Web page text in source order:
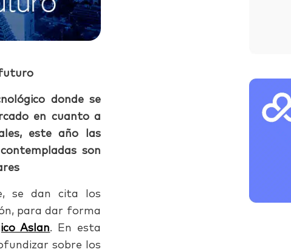
futuro
donde se
en cuanto a
este año las
son
se dan cita los
para dar forma
Aslan. En esta
sobre los